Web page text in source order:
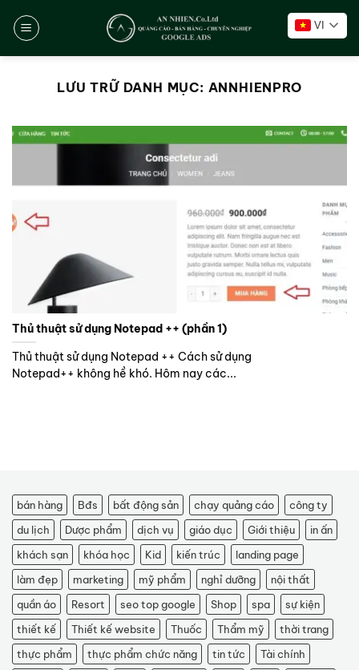
đến
VI
LƯU TRỮ DANH MỤC: ANNHIENPRO
Thủ thuật sử dụng Notepad ++ (phần 1)
Thủ thuật sử dụng Notepad ++ Cách sử dụng
Notepad++ không hề khó. Hôm nay các...
bán hàng Bđs bất động sản chạy quảng cáo
công ty
du lịch
Dược phẩm dịch vụ giáo dục Giới thiệu
in ấn
khách sạn
khóa học Kid kiến trúc
landing page
làm đẹp
marketing mỹ phẩm nghỉ dưỡng
nội thất
quần áo
Resort seo top google Shop spa
sự kiện
thiết kế
Thiết kế website Thuốc Thẩm mỹ
thời trang
thực phẩm
thực phẩm chức năng tin tức
Tài chính